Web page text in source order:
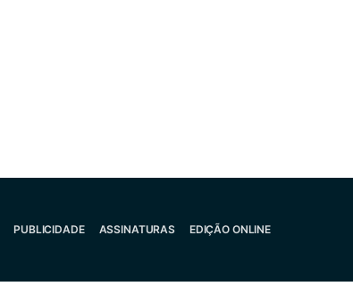
PUBLICIDADE ASSINATURAS EDIÇÃO ONLINE